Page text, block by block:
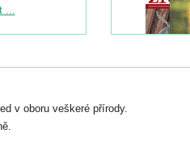
září.
nebo
...
v oboru veškeré přírody.